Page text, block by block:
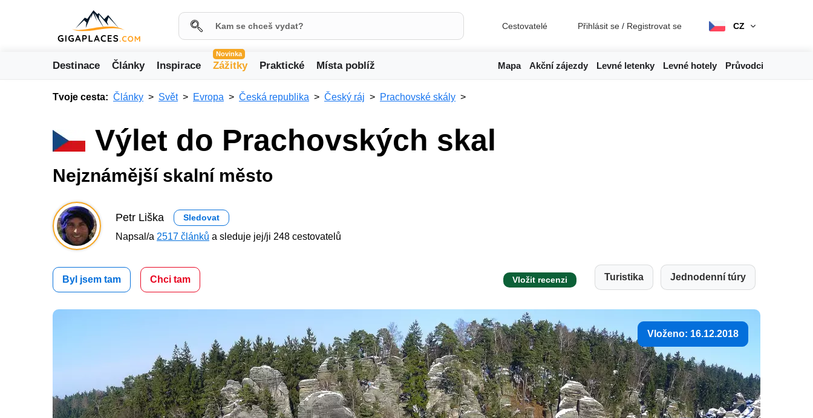
Cestovatelé Přihlásit se / Registrovat se CZ
Destinace Články Inspirace
Novinka
Zážitky Praktické Místa poblíž Mapa Akční zájezdy Levné letenky Levné hotely Průvodci
Tvoje cesta: Články Svět Evropa Česká republika Český ráj Prachovské skály
Výlet do Prachovských skal
Nejznámější skalní město
Petr Liška Sledovat
Napsal/a 2517 článků a sleduje jej/ji 248 cestovatelů
Byl jsem tam Chci tam Vložit recenzi Turistika Jednodenní túry
Vloženo: 16.12.2018